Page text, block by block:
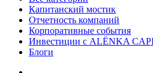
Капитанский мостик
Отчетность компаний
Корпоративные события
Инвестиции с ALЁNKA
Блоги